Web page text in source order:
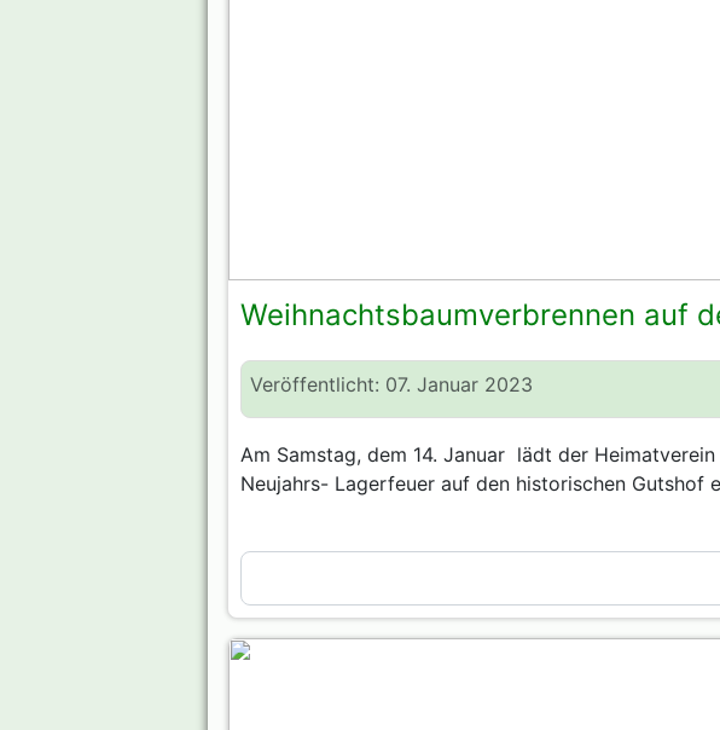
Weihnachtsbaumverbrennen auf
Veröffentlicht: 07. Januar 2023
Am Samstag, dem 14. Januar lädt der
Neujahrs- Lagerfeuer auf den historischen Gutshof